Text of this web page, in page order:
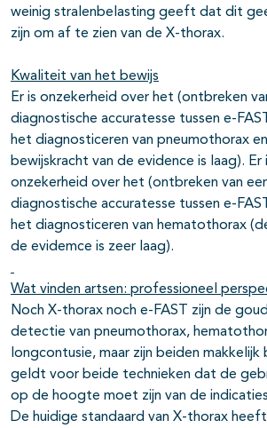
weinig stralenbelasting geeft dat dit
zijn om af te zien van de X-thorax.
Kwaliteit van het bewijs
Er is onzekerheid over het (ontbreken
diagnostische accuratesse tussen e-
het diagnosticeren van pneumothorax
bewijskracht van de evidence is laag). Er
onzekerheid over het (ontbreken van
diagnostische accuratesse tussen e-
het diagnosticeren van hematothorax
de evidemce is zeer laag).
Wat vinden artsen: professioneel
Noch X-thorax noch e-FAST zijn de
detectie van pneumothorax,
longcontusie, maar zijn beiden makkelijk
geldt voor beide technieken dat de
op de hoogte moet zijn van de
De huidige standaard van X-thorax